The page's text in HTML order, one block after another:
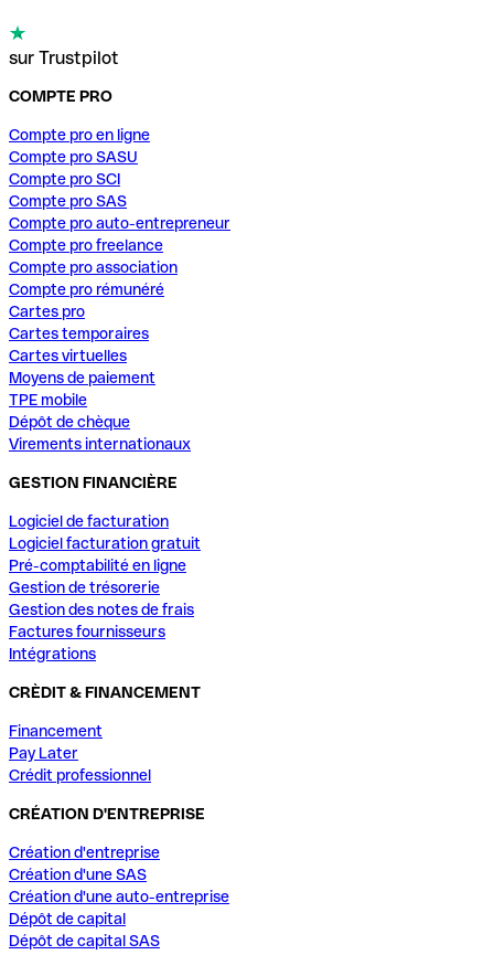
sur Trustpilot
COMPTE PRO
Compte pro en ligne
Compte pro SASU
Compte pro SCI
Compte pro SAS
Compte pro auto-entrepreneur
Compte pro freelance
Compte pro association
Compte pro rémunéré
Cartes pro
Cartes temporaires
Cartes virtuelles
Moyens de paiement
TPE mobile
Dépôt de chèque
Virements internationaux
GESTION FINANCIÈRE
Logiciel de facturation
Logiciel facturation gratuit
Pré-comptabilité en ligne
Gestion de trésorerie
Gestion des notes de frais
Factures fournisseurs
Intégrations
CRÈDIT & FINANCEMENT
Financement
Pay Later
Crédit professionnel
CRÉATION D'ENTREPRISE
Création d'entreprise
Création d'une SAS
Création d'une auto-entreprise
Dépôt de capital
Dépôt de capital SAS